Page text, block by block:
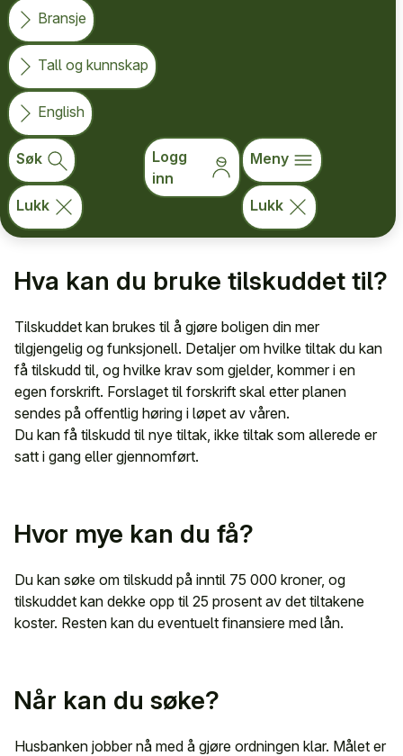
Bransje
Tall og kunnskap
English
Søk
Lukk
Logg
inn
Meny
Lukk
som vil oppgradere boligen din for å gjøre den
mer brukervennlig. Husbanken jobber nå med
å utvikle ordningen, og søknaden vil etter
planen åpne sommeren 2026.
Tilskuddet skal hjelpe innbyggere å tilpasse boligen sin,
slik at den fungerer bedre i ulike livsfaser. Målet er at flere
skal kunne bo godt og trygt hjemme lenger.
Hva kan du bruke tilskuddet til?
Tilskuddet kan brukes til å gjøre boligen din mer
tilgjengelig og funksjonell. Detaljer om hvilke tiltak du kan
få tilskudd til, og hvilke krav som gjelder, kommer i en
egen forskrift. Forslaget til forskrift skal etter planen
sendes på offentlig høring i løpet av våren.
Du kan få tilskudd til nye tiltak, ikke tiltak som allerede er
satt i gang eller gjennomført.
Hvor mye kan du få?
Du kan søke om tilskudd på inntil 75 000 kroner, og
tilskuddet kan dekke opp til 25 prosent av det tiltakene
koster. Resten kan du eventuelt finansiere med lån.
Når kan du søke?
Husbanken jobber nå med å gjøre ordningen klar. Målet er